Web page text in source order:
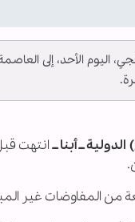
اليوم الأحد، إلى
ــ أبنا ــانتهت
من المفاوضات